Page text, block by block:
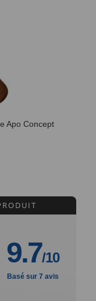
Apo Concept
9.7/10
Basé sur 7 avis